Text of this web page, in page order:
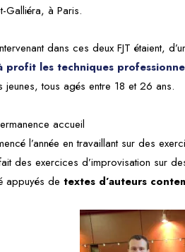
Galliéra, à Paris.
dans ces deux FJT étaient,
profit les techniques
tous agés entre 18 et 26 ans.
accueil
l’année en travaillant sur des
des exercices d’improvisation sur
appuyés de textes d’auteurs